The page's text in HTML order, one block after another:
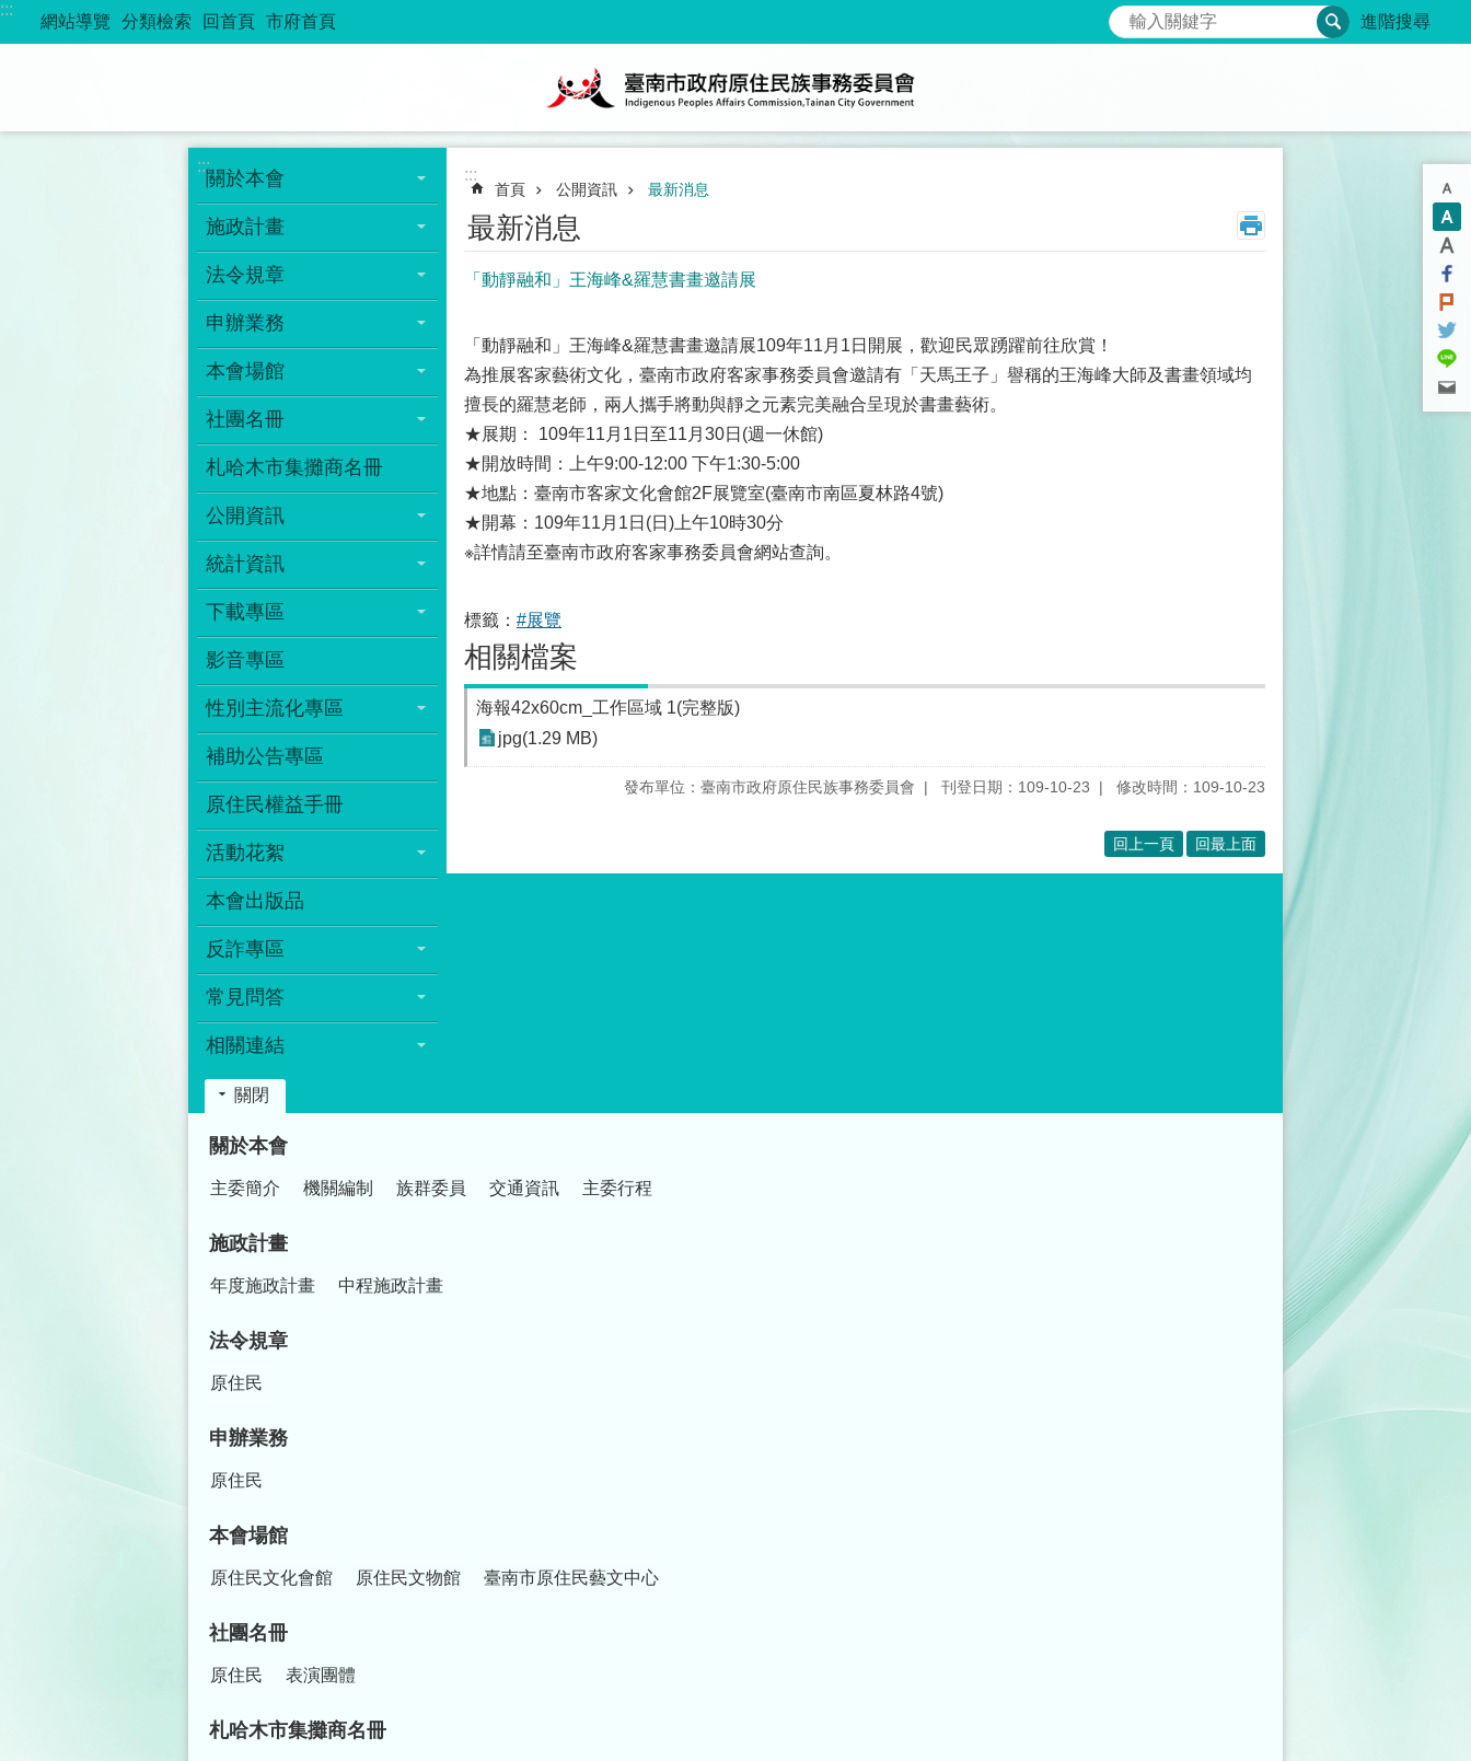
跳到主要內容區塊
:::
網站導覽 分類檢索 回首頁 市府首頁 搜尋 進階搜尋
:::
關於本會
施政計畫
法令規章
申辦業務
本會場館
社團名冊
札哈木市集攤商名冊
公開資訊
統計資訊
下載專區
影音專區
性別主流化專區
補助公告專區
原住民權益手冊
活動花絮
本會出版品
反詐專區
常見問答
相關連結
:::
首頁 公開資訊 最新消息
最新消息
「動靜融和」王海峰&羅慧書畫邀請展
「動靜融和」王海峰&羅慧書畫邀請展109年11月1日開展，歡迎民眾踴躍前往欣賞！
為推展客家藝術文化，臺南市政府客家事務委員會邀請有「天馬王子」譽稱的王海峰大師及書畫領域均
擅長的羅慧老師，兩人攜手將動與靜之元素完美融合呈現於書畫藝術。
★展期： 109年11月1日至11月30日(週一休館)
★開放時間：上午9:00-12:00 下午1:30-5:00
★地點：臺南市客家文化會館2F展覽室(臺南市南區夏林路4號)
★開幕：109年11月1日(日)上午10時30分
※詳情請至臺南市政府客家事務委員會網站查詢。
標籤： #展覽
相關檔案
海報42x60cm_工作區域 1(完整版)
jpg(1.29 MB)
發布單位：臺南市政府原住民族事務委員會 刊登日期：109-10-23 修改時間：109-10-23
回上一頁 回最上面
關閉
關於本會
主委簡介 機關編制 族群委員 交通資訊 主委行程
施政計畫
年度施政計畫 中程施政計畫
法令規章
原住民
申辦業務
原住民
本會場館
原住民文化會館 原住民文物館 臺南市原住民藝文中心
社團名冊
原住民 表演團體
札哈木市集攤商名冊